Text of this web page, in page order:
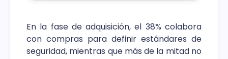
En la fase de adquisición, el 38% colabora
con compras para definir estándares de
seguridad, mientras que más de la mitad no